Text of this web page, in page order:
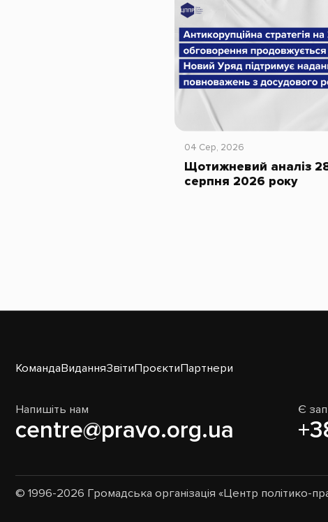
04 Сер, 2026
Щотижневий аналіз
серпня 2026 року
КомандаВиданняЗвітиПроєктиПартнери
Напишіть нам
centre@pravo.org.ua
Є
© 1996-2026 Громадська організація «Центр політико-